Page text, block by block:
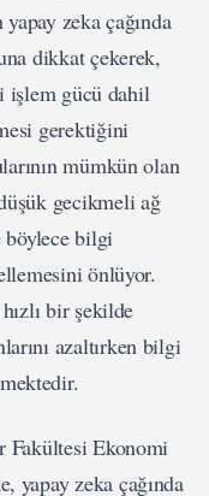
zeka çağında
dikkat çekerek,
işlem gücü dahil
gerektiğini
mümkün olan
gecikmeli ağ
böylece bilgi
önlüyor.
bir şekilde
azaltırken bilgi
Fakültesi Ekonomi
yapay zeka çağında